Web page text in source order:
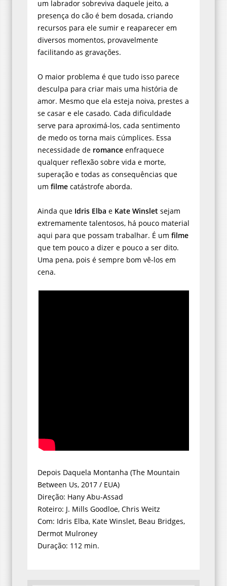
um labrador sobreviva daquele jeito, a
presença do cão é bem dosada, criando
recursos para ele sumir e reaparecer em
diversos momentos, provavelmente
facilitando as gravações.
O maior problema é que tudo isso parece
desculpa para criar mais uma história de
amor. Mesmo que ela esteja noiva, prestes a
se casar e ele casado. Cada dificuldade
serve para aproximá-los, cada sentimento
de medo os torna mais cúmplices. Essa
necessidade de romance enfraquece
qualquer reflexão sobre vida e morte,
superação e todas as consequências que
um filme catástrofe aborda.
Ainda que Idris Elba e Kate Winslet sejam
extremamente talentosos, há pouco material
aqui para que possam trabalhar. É um filme
que tem pouco a dizer e pouco a ser dito.
Uma pena, pois é sempre bom vê-los em
cena.
Depois Daquela Montanha (The Mountain
Between Us, 2017 / EUA)
Direção: Hany Abu-Assad
Roteiro: J. Mills Goodloe, Chris Weitz
Com: Idris Elba, Kate Winslet, Beau Bridges,
Dermot Mulroney
Duração: 112 min.